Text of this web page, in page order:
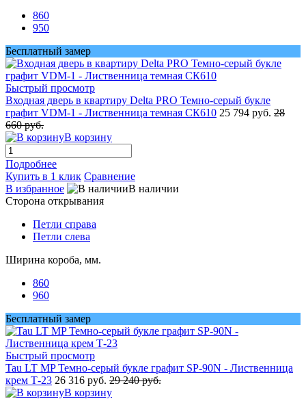
860
950
Бесплатный замер
Быстрый просмотр
Входная дверь в квартиру Delta PRO Темно-серый букле
графит VDM-1 - Лиственница темная СК610 25 794 руб. 28
660 руб.
В корзину
Подробнее
Купить в 1 клик Сравнение
В избранное
В наличии
Сторона открывания
Петли справа
Петли слева
Ширина короба, мм.
860
960
Бесплатный замер
Быстрый просмотр
Tau LT MP Темно-серый букле графит SP-90N - Лиственница
крем Т-23 26 316 руб. 29 240 руб.
В корзину